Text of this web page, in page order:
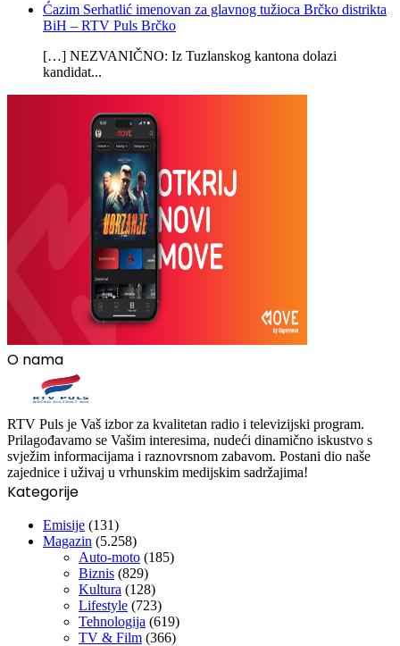
Ćazim Serhatlić imenovan za glavnog tužioca Brčko distrikta
BiH – RTV Puls Brčko
[…] NEZVANIČNO: Iz Tuzlanskog kantona dolazi
kandidat...
O nama
RTV Puls je Vaš izbor za kvalitetan radio i televizijski program.
Prilagođavamo se Vašim interesima, nudeći dinamično iskustvo s
svježim informacijama i raznovrsnom zabavom. Postani dio naše
zajednice i uživaj u vrhunskim medijskim sadržajima!
Kategorije
Emisije (131)
Magazin (5.258)
Auto-moto (185)
Biznis (829)
Kultura (128)
Lifestyle (723)
Tehnologija (619)
TV & Film (366)